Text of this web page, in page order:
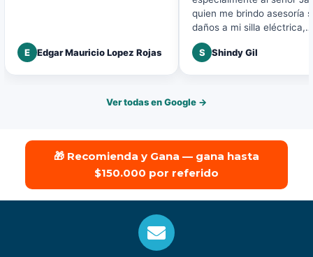
E Edgar Mauricio Lopez Rojas
quien me brindo asesoría
daños a mi silla eléctrica,
agradezco la buena
disposición a mi solicitud.
S Shindy Gil
Ver todas en Google →
🎁 Recomienda y Gana — gana hasta
$150.000 por referido